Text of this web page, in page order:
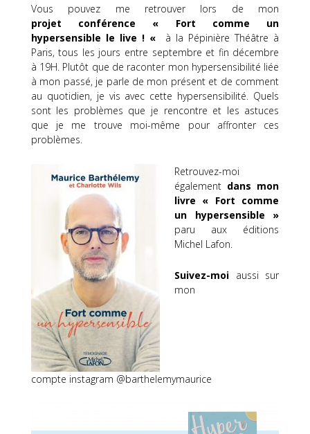
Vous pouvez me retrouver lors de mon
projet conférence « Fort comme un
hypersensible le live !« à la Pépinière Théâtre à
Paris, tous les jours entre septembre et fin décembre
à 19H.Plutôt que de raconter mon hypersensibilité liée
à mon passé, je parle de mon présent et de comment
au quotidien, je vis avec cette hypersensibilité. Quels
sont les problèmes que je rencontre et les astuces
que je me trouve moi-même pour affronter ces
problèmes.
Retrouvez-moi
également dans mon
livre « Fort comme
un hypersensible »
paru aux éditions
Michel Lafon.
Suivez-moiaussi sur
mon
compte instagram @barthelemymaurice